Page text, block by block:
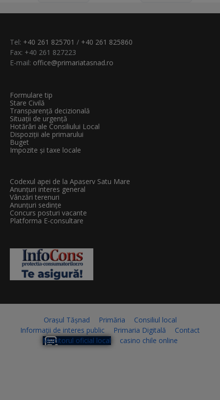
Tel: +40 261 825701 / +40 261 825860
Fax: +40 261 827223
E-mail: office@primariatasnad.ro
Formulare tip
Stare Civilă
Transparenţă decizională
Situații de urgență
Hotărâri ale Consiliului Local
Dispoziții ale primarului
Buget
Impozite și taxe locale
Codexul apei de la Apaserv Satu Mare
Anunțuri interes general
Vânzări terenuri
Anunțuri sedințe
Concurs posturi vacante
Platforma E-consultare
Orașul Tășnad Primăria
Consiliul local
Informații de interes public
Primaria Digitală
Contact
Monitorul oficial local
casino chile online